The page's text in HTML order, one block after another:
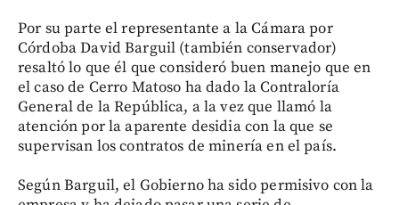
Por su parte el representante a la Cámara por
Córdoba David Barguil (también conservador)
resaltó lo que él que consideró buen manejo que en
el caso de Cerro Matoso ha dado la Contraloría
General de la República, a la vez que llamó la
atención por la aparente desidia con la que se
supervisan los contratos de minería en el país.
Según Barguil, el Gobierno ha sido permisivo con la